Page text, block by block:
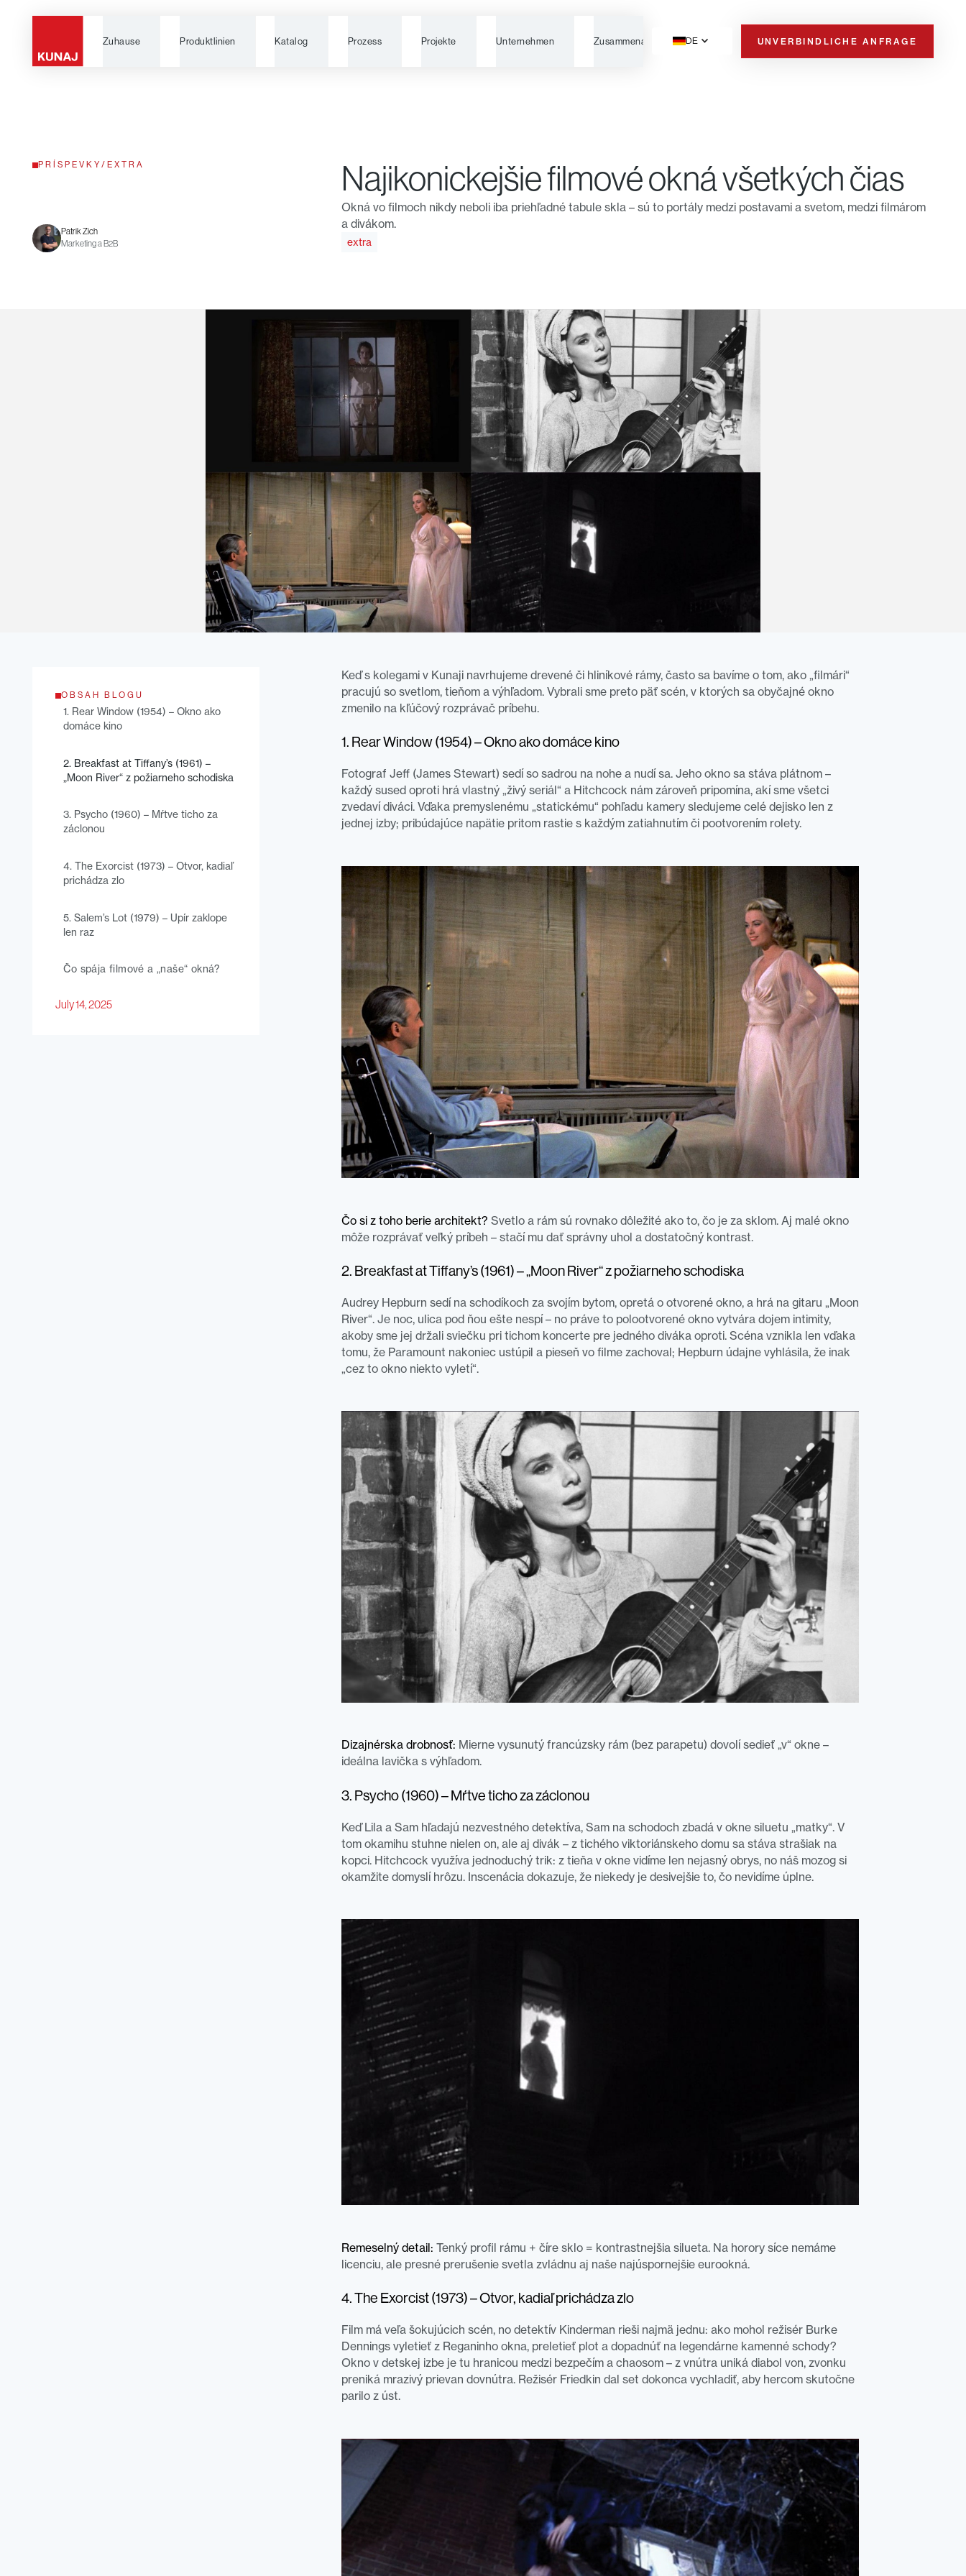
Zuhause Produktlinien Katalog Prozess Projekte Unternehmen Zusammenarbeit DE UNVERBINDLICHE ANFRAGE
PRÍSPEVKY / EXTRA
Patrik Zich
Marketing a B2B
Najikonickejšie filmové okná všetkých čias
Okná vo filmoch nikdy neboli iba priehľadné tabule skla – sú to portály medzi postavami a svetom, medzi filmárom
a divákom.
extra
OBSAH BLOGU
1. Rear Window (1954) – Okno ako
domáce kino
2. Breakfast at Tiffany’s (1961) –
„Moon River“ z požiarneho schodiska
3. Psycho (1960) – Mŕtve ticho za
záclonou
4. The Exorcist (1973) – Otvor, kadiaľ
prichádza zlo
5. Salem’s Lot (1979) – Upír zaklope
len raz
Čo spája filmové a „naše“ okná?
July 14, 2025
Keď s kolegami v Kunaji navrhujeme drevené či hliníkové rámy, často sa bavíme o tom, ako „filmári“
pracujú so svetlom, tieňom a výhľadom. Vybrali sme preto päť scén, v ktorých sa obyčajné okno
zmenilo na kľúčový rozprávač príbehu.
1. Rear Window (1954) – Okno ako domáce kino
Fotograf Jeff (James Stewart) sedí so sadrou na nohe a nudí sa. Jeho okno sa stáva plátnom –
každý sused oproti hrá vlastný „živý seriál“ a Hitchcock nám zároveň pripomína, akí sme všetci
zvedaví diváci. Vďaka premyslenému „statickému“ pohľadu kamery sledujeme celé dejisko len z
jednej izby; pribúdajúce napätie pritom rastie s každým zatiahnutím či pootvorením rolety.
Čo si z toho berie architekt? Svetlo a rám sú rovnako dôležité ako to, čo je za sklom. Aj malé okno
môže rozprávať veľký príbeh – stačí mu dať správny uhol a dostatočný kontrast.
2. Breakfast at Tiffany’s (1961) – „Moon River“ z požiarneho schodiska
Audrey Hepburn sedí na schodíkoch za svojím bytom, opretá o otvorené okno, a hrá na gitaru „Moon
River“. Je noc, ulica pod ňou ešte nespí – no práve to polootvorené okno vytvára dojem intimity,
akoby sme jej držali sviečku pri tichom koncerte pre jedného diváka oproti. Scéna vznikla len vďaka
tomu, že Paramount nakoniec ustúpil a pieseň vo filme zachoval; Hepburn údajne vyhlásila, že inak
„cez to okno niekto vyletí“.
Dizajnérska drobnosť: Mierne vysunutý francúzsky rám (bez parapetu) dovolí sedieť „v“ okne –
ideálna lavička s výhľadom.
3. Psycho (1960) – Mŕtve ticho za záclonou
Keď Lila a Sam hľadajú nezvestného detektíva, Sam na schodoch zbadá v okne siluetu „matky“. V
tom okamihu stuhne nielen on, ale aj divák – z tichého viktoriánskeho domu sa stáva strašiak na
kopci. Hitchcock využíva jednoduchý trik: z tieňa v okne vidíme len nejasný obrys, no náš mozog si
okamžite domyslí hrôzu. Inscenácia dokazuje, že niekedy je desivejšie to, čo nevidíme úplne.
Remeselný detail: Tenký profil rámu + číre sklo = kontrastnejšia silueta. Na horory síce nemáme
licenciu, ale presné prerušenie svetla zvládnu aj naše najúspornejšie eurookná.
4. The Exorcist (1973) – Otvor, kadiaľ prichádza zlo
Film má veľa šokujúcich scén, no detektív Kinderman rieši najmä jednu: ako mohol režisér Burke
Dennings vyletieť z Reganinho okna, preletieť plot a dopadnúť na legendárne kamenné schody?
Okno v detskej izbe je tu hranicou medzi bezpečím a chaosom – z vnútra uniká diabol von, zvonku
preniká mrazivý prievan dovnútra. Režisér Friedkin dal set dokonca vychladiť, aby hercom skutočne
parilo z úst.